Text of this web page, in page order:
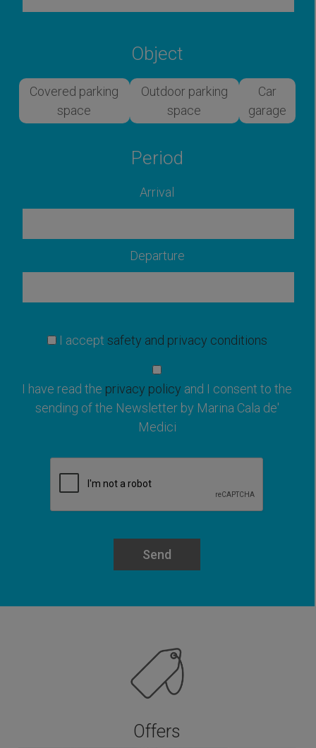
Object
Covered parking
space
Outdoor parking
space
Car
garage
Period
Arrival
Departure
I accept safety and privacy conditions
I have read the privacy policy and I consent to the
sending of the Newsletter by Marina Cala de'
Medici
Offers